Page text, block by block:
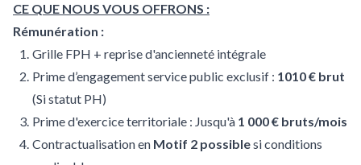
CE QUE NOUS VOUS OFFRONS :
Rémunération :
Grille FPH + reprise d'ancienneté intégrale
Prime d’engagement service public exclusif : 1010 € brut
(Si statut PH)
Prime d'exercice territoriale : Jusqu'à 1 000 € bruts/mois
Contractualisation en Motif 2 possiblesi conditions